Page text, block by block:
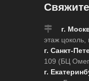
г.
этаж
г. Санкт-
109 (БЦ
г.